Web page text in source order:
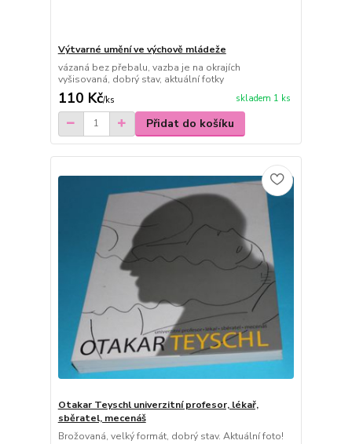
Výtvarné umění ve výchově mládeže
vázaná bez přebalu, vazba je na okrajích
vyšisovaná, dobrý stav, aktuální fotky
110 Kč/ks skladem 1 ks
Přidat do košíku
Otakar Teyschl univerzitní profesor, lékař,
sběratel, mecenáš
Brožovaná, velký formát, dobrý stav. Aktuální foto!